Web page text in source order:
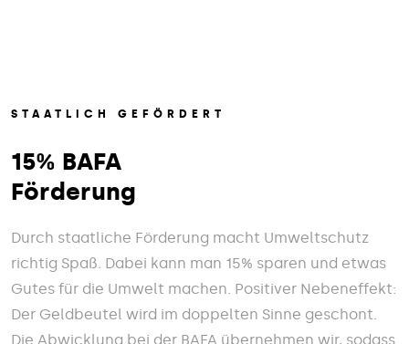
STAATLICH GEFÖRDERT
15% BAFA
Förderung
Durch staatliche Förderung macht Umweltschutz
richtig Spaß. Dabei kann man 15% sparen und etwas
Gutes für die Umwelt machen. Positiver Nebeneffekt:
Der Geldbeutel wird im doppelten Sinne geschont.
Die Abwicklung bei der BAFA übernehmen wir, sodass